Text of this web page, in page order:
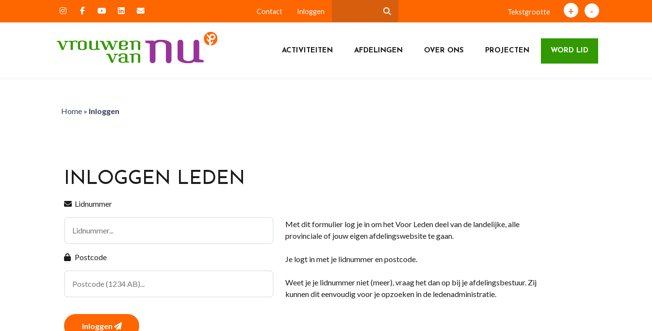
Contact Inloggen Tekstgrootte + -
ACTIVITEITEN AFDELINGEN OVER ONS PROJECTEN WORD LID
Home» Inloggen
INLOGGEN LEDEN
Lidnummer
Postcode
Inloggen
Met dit formulier log je in om het Voor Leden deel van de landelijke, alle
provinciale of jouw eigen afdelingswebsite te gaan.
Je logt in met je lidnummer en postcode.
Weet je je lidnummer niet (meer), vraag het dan op bij je afdelingsbestuur. Zij
kunnen dit eenvoudig voor je opzoeken in de ledenadministratie.